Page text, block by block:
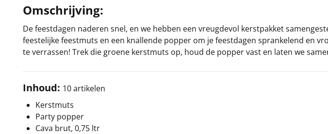
Omschrijving:
De feestdagen naderen snel, en we hebben een vreugdevol kerstpakket
feestelijke feestmuts en een knallende popper om je feestdagen sprankelend en
te verrassen! Trek die groene kerstmuts op, houd de popper vast en laten we
Inhoud: 10 artikelen
Kerstmuts
Party popper
Cava brut, 0,75 ltr